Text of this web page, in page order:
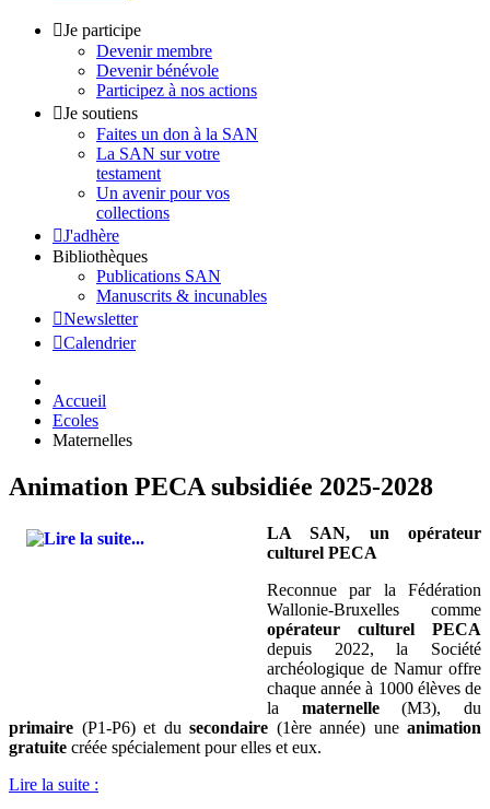
Je participe
Devenir membre
Devenir bénévole
Participez à nos actions
Je soutiens
Faites un don à la SAN
La SAN sur votre
testament
Un avenir pour vos
collections
J'adhère
Bibliothèques
Publications SAN
Manuscrits & incunables
Newsletter
Calendrier
Accueil
Ecoles
Maternelles
Animation PECA subsidiée 2025-2028
LA SAN, un opérateur
culturel PECA
Reconnue par la Fédération
Wallonie-Bruxelles comme
opérateur culturel PECA
depuis 2022, la Société
archéologique de Namur offre
chaque année à 1000 élèves de
la maternelle(M3), du
primaire (P1-P6) et du secondaire (1ère année) une animation
gratuite créée spécialement pour elles et eux.
Lire la suite :